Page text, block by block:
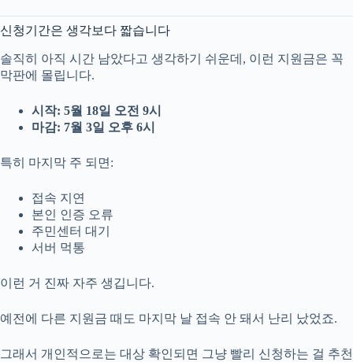
신청기간은 생각보다 짧습니다
솔직히 아직 시간 남았다고 생각하기 쉬운데, 이런 지원금은 꼭
막판에 몰립니다.
시작: 5월 18일 오전 9시
마감: 7월 3일 오후 6시
특히 마지막 주 되면:
접속 지연
본인 인증 오류
주민센터 대기
서버 먹통
이런 거 진짜 자주 생깁니다.
예전에 다른 지원금 때도 마지막 날 접속 안 돼서 난리 났었죠.
그래서 개인적으로는 대상 확인되면 그냥 빨리 신청하는 걸 추천